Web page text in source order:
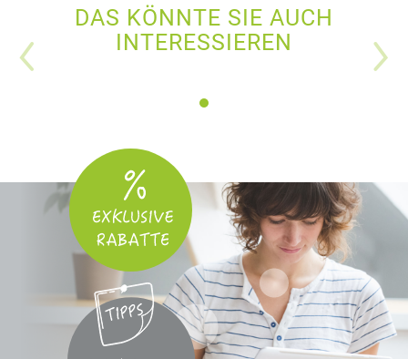
DAS KÖNNTE SIE AUCH
INTERESSIEREN